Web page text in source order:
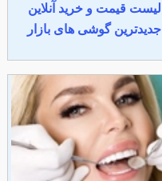
لیست قیمت و خرید آنلاین
جدیدترین گوشی های بازار